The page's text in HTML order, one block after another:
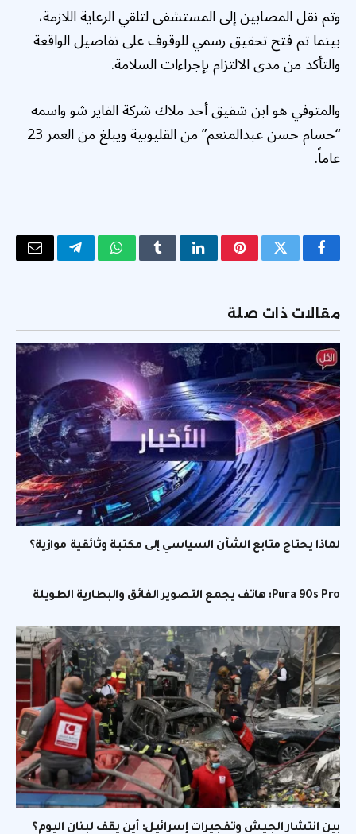
وتم نقل المصابين إلى المستشفى لتلقي الرعاية اللازمة،
بينما تم فتح تحقيق رسمي للوقوف على تفاصيل الواقعة
والتأكد من مدى الالتزام بإجراءات السلامة.
والمتوفي هو ابن شقيق أحد ملاك شركة الفاير شو واسمه
“حسام حسن عبدالمنعم” من القليوبية ويبلغ من العمر 23
عاماً.
فيسبوكتويتر بينتيريستلينكدإنTumblrواتسابتيلقرامالبريد
مقالات ذات صلة
لماذا يحتاج متابع الشأن السياسي إلى مكتبة وثائقية موازية؟
Pura 90s Pro: هاتف يجمع التصوير الفائق والبطارية الطويلة
بين انتشار الجيش وتفجيرات إسرائيل: أين يقف لبنان اليوم؟